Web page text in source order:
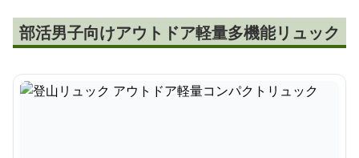
部活男子向けアウトドア軽量多機能リュック